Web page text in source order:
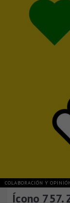
COLABORACIÓN Y
Ícono 757.